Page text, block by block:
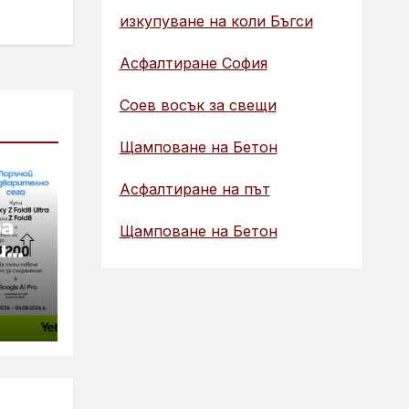
изкупуване на коли Бъгси
Асфалтиране София
Соев восък за свещи
Щамповане на Бетон
Асфалтиране на път
Щамповане на Бетон